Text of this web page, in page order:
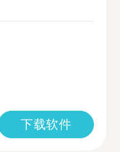
下载软件